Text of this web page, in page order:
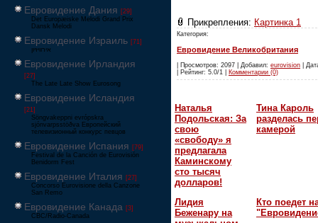
Евровидение Дания [29]
Det Europæiske Melodi Grand Prix
Dansk Melodi
Евровидение Израиль [71]
‏אירוויזיון
Евровидение Ирландия
[27]
The Late Late Show Eurosong
Евровидение Исландия
[21]
Söngvakeppni evrópskra
sjónvarpsstöðva Европейский
телевизионный конкурс певцов
Евровидение Испания [79]
Festival de la Canción de Eurovisión
Benidorm Fest
Евровидение Италия [27]
Concorso Eurovisione della Canzone
San Remo
Евровидение Канада [3]
CBC/Radio-Canada
Прикрепления: Картинка 1
Категория:
Евровидение Великобритания
| Просмотров: 2097 | Добавил: eurovision |
| Рейтинг: 5.0/1 | Комментарии (0)
Наталья
Подольская: За
свою
«свободу» я
предлагала
Каминскому
сто тысяч
долларов!
Тина Кароль
разделась
камерой
Лидия
Беженару на
Кто поедет